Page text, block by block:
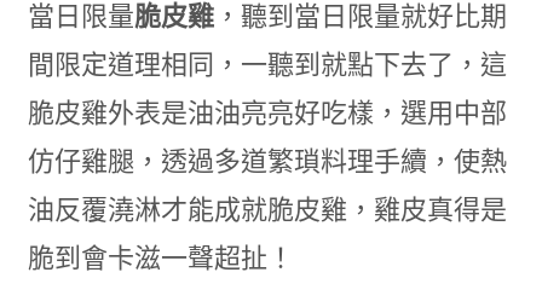
當日限量脆皮雞，聽到當日限量就好比期
間限定道理相同，一聽到就點下去了，這
脆皮雞外表是油油亮亮好吃樣，選用中部
仿仔雞腿，透過多道繁瑣料理手續，使熱
油反覆澆淋才能成就脆皮雞，雞皮真得是
脆到會卡滋一聲超扯！